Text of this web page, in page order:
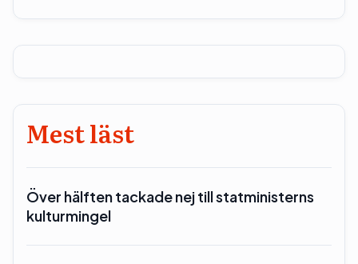
Mest läst
Över hälften tackade nej till statministerns
kulturmingel